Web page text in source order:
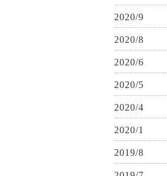
2020/9
2020/8
2020/6
2020/5
2020/4
2020/1
2019/8